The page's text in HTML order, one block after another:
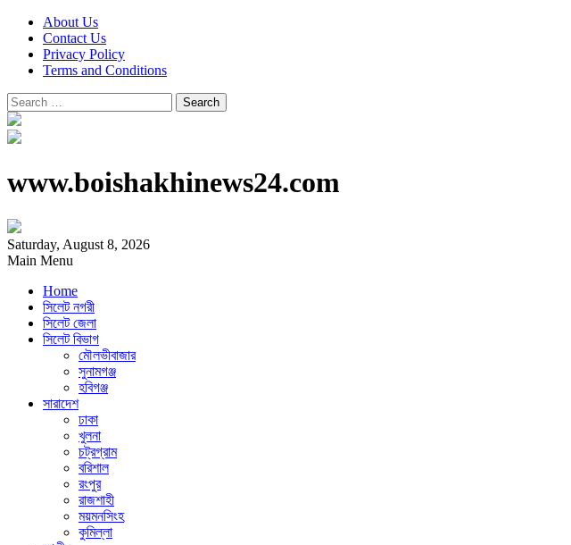
About Us
Contact Us
Privacy Policy
Terms and Conditions
Search
for:
www.boishakhinews24.com
Saturday, August 8, 2026
Main Menu
Home
সিলেট নগরী
সিলেট জেলা
সিলেট বিভাগ
মৌলভীবাজার
সুনামগঞ্জ
হবিগঞ্জ
সারাদেশ
ঢাকা
খুলনা
চট্রগ্রাম
বরিশাল
রংপুর
রাজশাহী
ময়মনসিংহ
কুমিল্লা